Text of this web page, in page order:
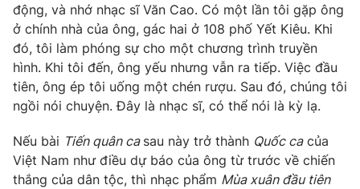
Phó Tổng Biên tập:Nguyễn Thị Mỹ Hạnh, Phạm Quốc Thắng,
Nguyễn Trọng Ninh
Tổng đài VTV:024.38 355 931 - 024.38 355 932
Ðiện thoại Thời báo VTV: 024.66 897 897
Email: toasoan@vtv.vn
động, và nhớ nhạc sĩ Văn Cao. Có một lần tôi gặp ông
ở chính nhà của ông, gác hai ở 108 phố Yết Kiêu. Khi
đó, tôi làm phóng sự cho một chương trình truyền
hình. Khi tôi đến, ông yếu nhưng vẫn ra tiếp. Việc đầu
tiên, ông ép tôi uống một chén rượu. Sau đó, chúng tôi
ngồi nói chuyện. Đây là nhạc sĩ, có thể nói là kỳ lạ.
Nếu bài Tiến quân ca sau này trở thành Quốc cacủa
Việt Nam như điều dự báo của ông từ trước về chiến
thắng của dân tộc, thì nhạc phẩm Mùa xuân đầu tiên